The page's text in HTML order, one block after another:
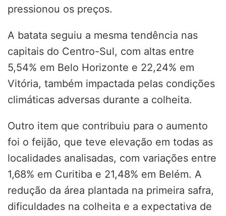
pressionou os preços.
A batata seguiu a mesma tendência nas
capitais do Centro-Sul, com altas entre
5,54% em Belo Horizonte e 22,24% em
Vitória, também impactada pelas condições
climáticas adversas durante a colheita.
Outro item que contribuiu para o aumento
foi o feijão, que teve elevação em todas as
localidades analisadas, com variações entre
1,68% em Curitiba e 21,48% em Belém. A
redução da área plantada na primeira safra,
dificuldades na colheita e a expectativa de